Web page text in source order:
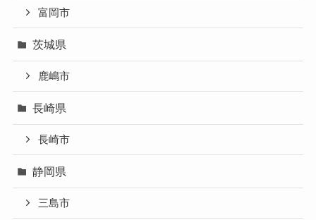
富岡市
茨城県
鹿嶋市
長崎県
長崎市
静岡県
三島市